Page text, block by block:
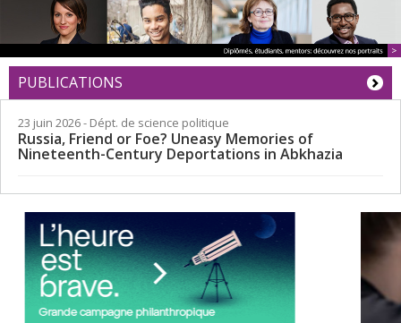
PUBLICATIONS
23 juin 2026- Dépt. de science politique
Russia, Friend or Foe? Uneasy Memories of
Nineteenth-Century Deportations in Abkhazia